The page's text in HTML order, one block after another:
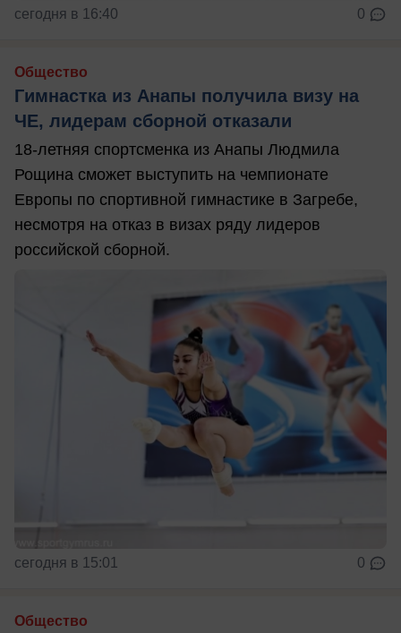
сегодня в 16:40 0
Общество
Гимнастка из Анапы получила визу на
ЧЕ, лидерам сборной отказали
18-летняя спортсменка из Анапы Людмила
Рощина сможет выступить на чемпионате
Европы по спортивной гимнастике в Загребе,
несмотря на отказ в визах ряду лидеров
российской сборной.
сегодня в 15:01 0
Общество